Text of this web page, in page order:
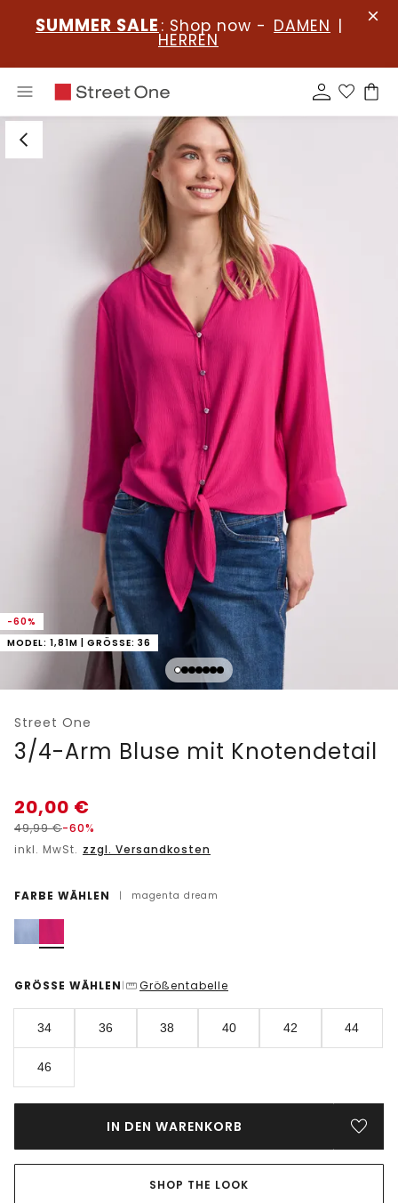
SUMMER SALE : Shop now - DAMEN |
HERREN
-60%
MODEL: 1,81M | GRÖSSE: 36
Street One
3/4-Arm Bluse mit Knotendetail
20,00 €
49,99€-60%
inkl. MwSt. zzgl. Versandkosten
FARBE WÄHLEN | magenta dream
GRÖSSE WÄHLEN | Größentabelle
34 36 38 40 42 44
46
IN DEN WARENKORB
SHOP THE LOOK